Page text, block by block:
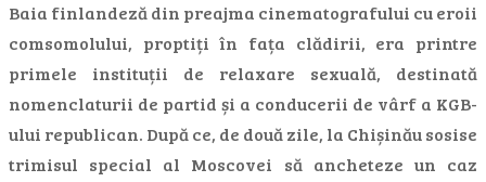
Baia finlandeză din preajma cinematografului cu eroii
comsomolului, proptiți în fața clădirii, era printre
primele instituții de relaxare sexuală, destinată
nomenclaturii de partid și a conducerii de vârf a KGB-
ului republican. După ce, de două zile, la Chișinău sosise
trimisul special al Moscovei să ancheteze un caz